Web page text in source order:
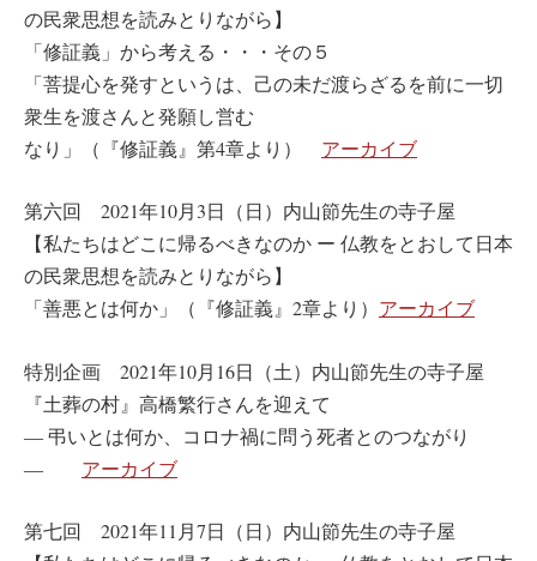
の民衆思想を読みとりながら】
「修証義」から考える・・・その５
「菩提心を発すというは、己の未だ渡らざるを前に一切
衆生を渡さんと発願し営む
なり」（『修証義』第4章より） アーカイブ
第六回 2021年10月3日（日）内山節先生の寺子屋
【私たちはどこに帰るべきなのか ー 仏教をとおして日本
の民衆思想を読みとりながら】
「善悪とは何か」（『修証義』2章より） アーカイブ
特別企画 2021年10月16日（土）内山節先生の寺子屋
『土葬の村』高橋繁行さんを迎えて
― 弔いとは何か、コロナ禍に問う死者とのつながり
― アーカイブ
第七回 2021年11月7日（日）内山節先生の寺子屋